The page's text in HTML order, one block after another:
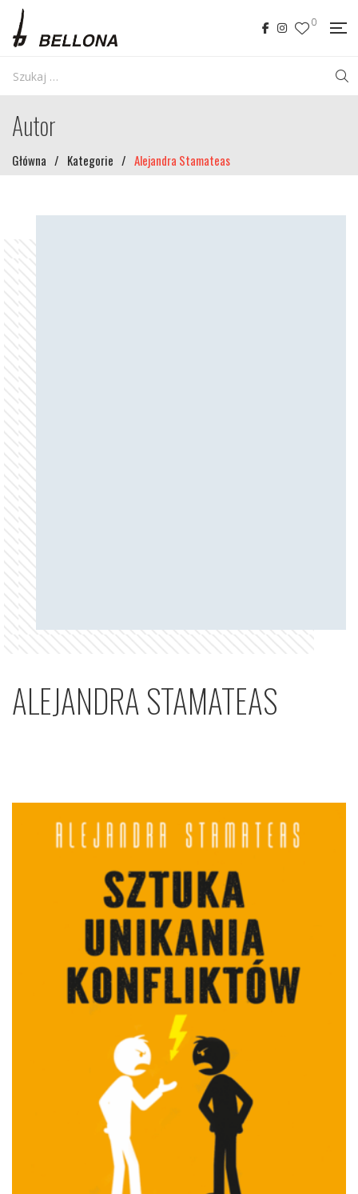
0
Autor
Główna / Kategorie / Alejandra Stamateas
ALEJANDRA STAMATEAS